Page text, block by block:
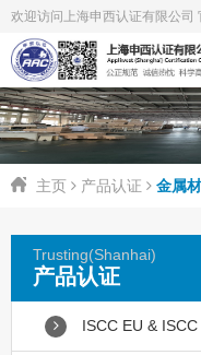
欢迎访问上海申西认证有限公司
主页 产品认证 金属
Trusting(Shanhai)
产品认证
ISCC EU &